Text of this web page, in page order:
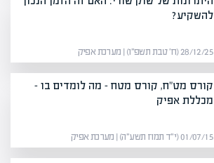
להשקיע?
28/12/25 (ח׳ טבת תשפ״ו) | מערכת אפיק
קורס מט"ח, קורס מטח – מה לומדים בו –
מכללת אפיק
01/07/15 (י״ד תמוז תשע״ה) | מערכת אפיק